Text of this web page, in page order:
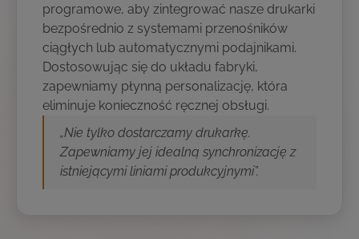
programowe, aby zintegrować nasze drukarki
bezpośrednio z systemami przenośników
ciągłych lub automatycznymi podajnikami.
Dostosowując się do układu fabryki,
zapewniamy płynną personalizację, która
eliminuje konieczność ręcznej obsługi.
„Nie tylko dostarczamy drukarkę.
Zapewniamy jej idealną synchronizację z
istniejącymi liniami produkcyjnymi”.